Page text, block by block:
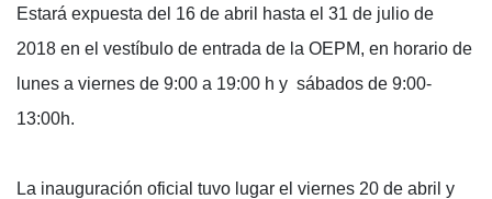
Estará expuesta del 16 de abril hasta el 31 de julio de
2018 en el vestíbulo de entrada de la OEPM, en horario de
lunes a viernes de 9:00 a 19:00 h y sábados de 9:00-
13:00h.
La inauguración oficial tuvo lugar el viernes 20 de abril y